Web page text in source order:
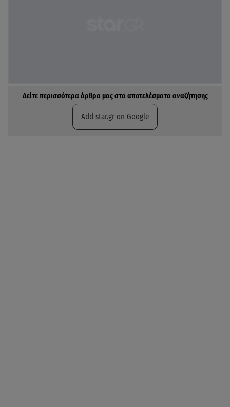
Δείτε περισσότερα άρθρα μας στα αποτελέσματα αναζήτησης
Add star.gr on Google